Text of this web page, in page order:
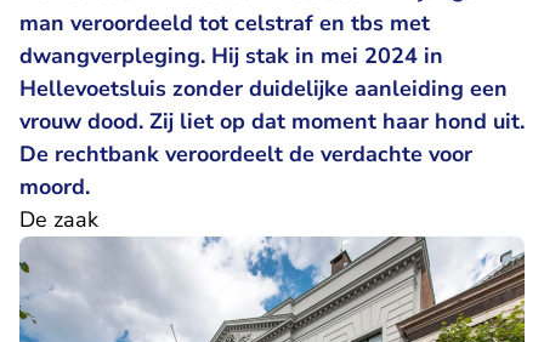
man veroordeeld tot celstraf en tbs met
dwangverpleging. Hij stak in mei 2024 in
Hellevoetsluis zonder duidelijke aanleiding een
vrouw dood. Zij liet op dat moment haar hond uit.
De rechtbank veroordeelt de verdachte voor
moord.
De zaak